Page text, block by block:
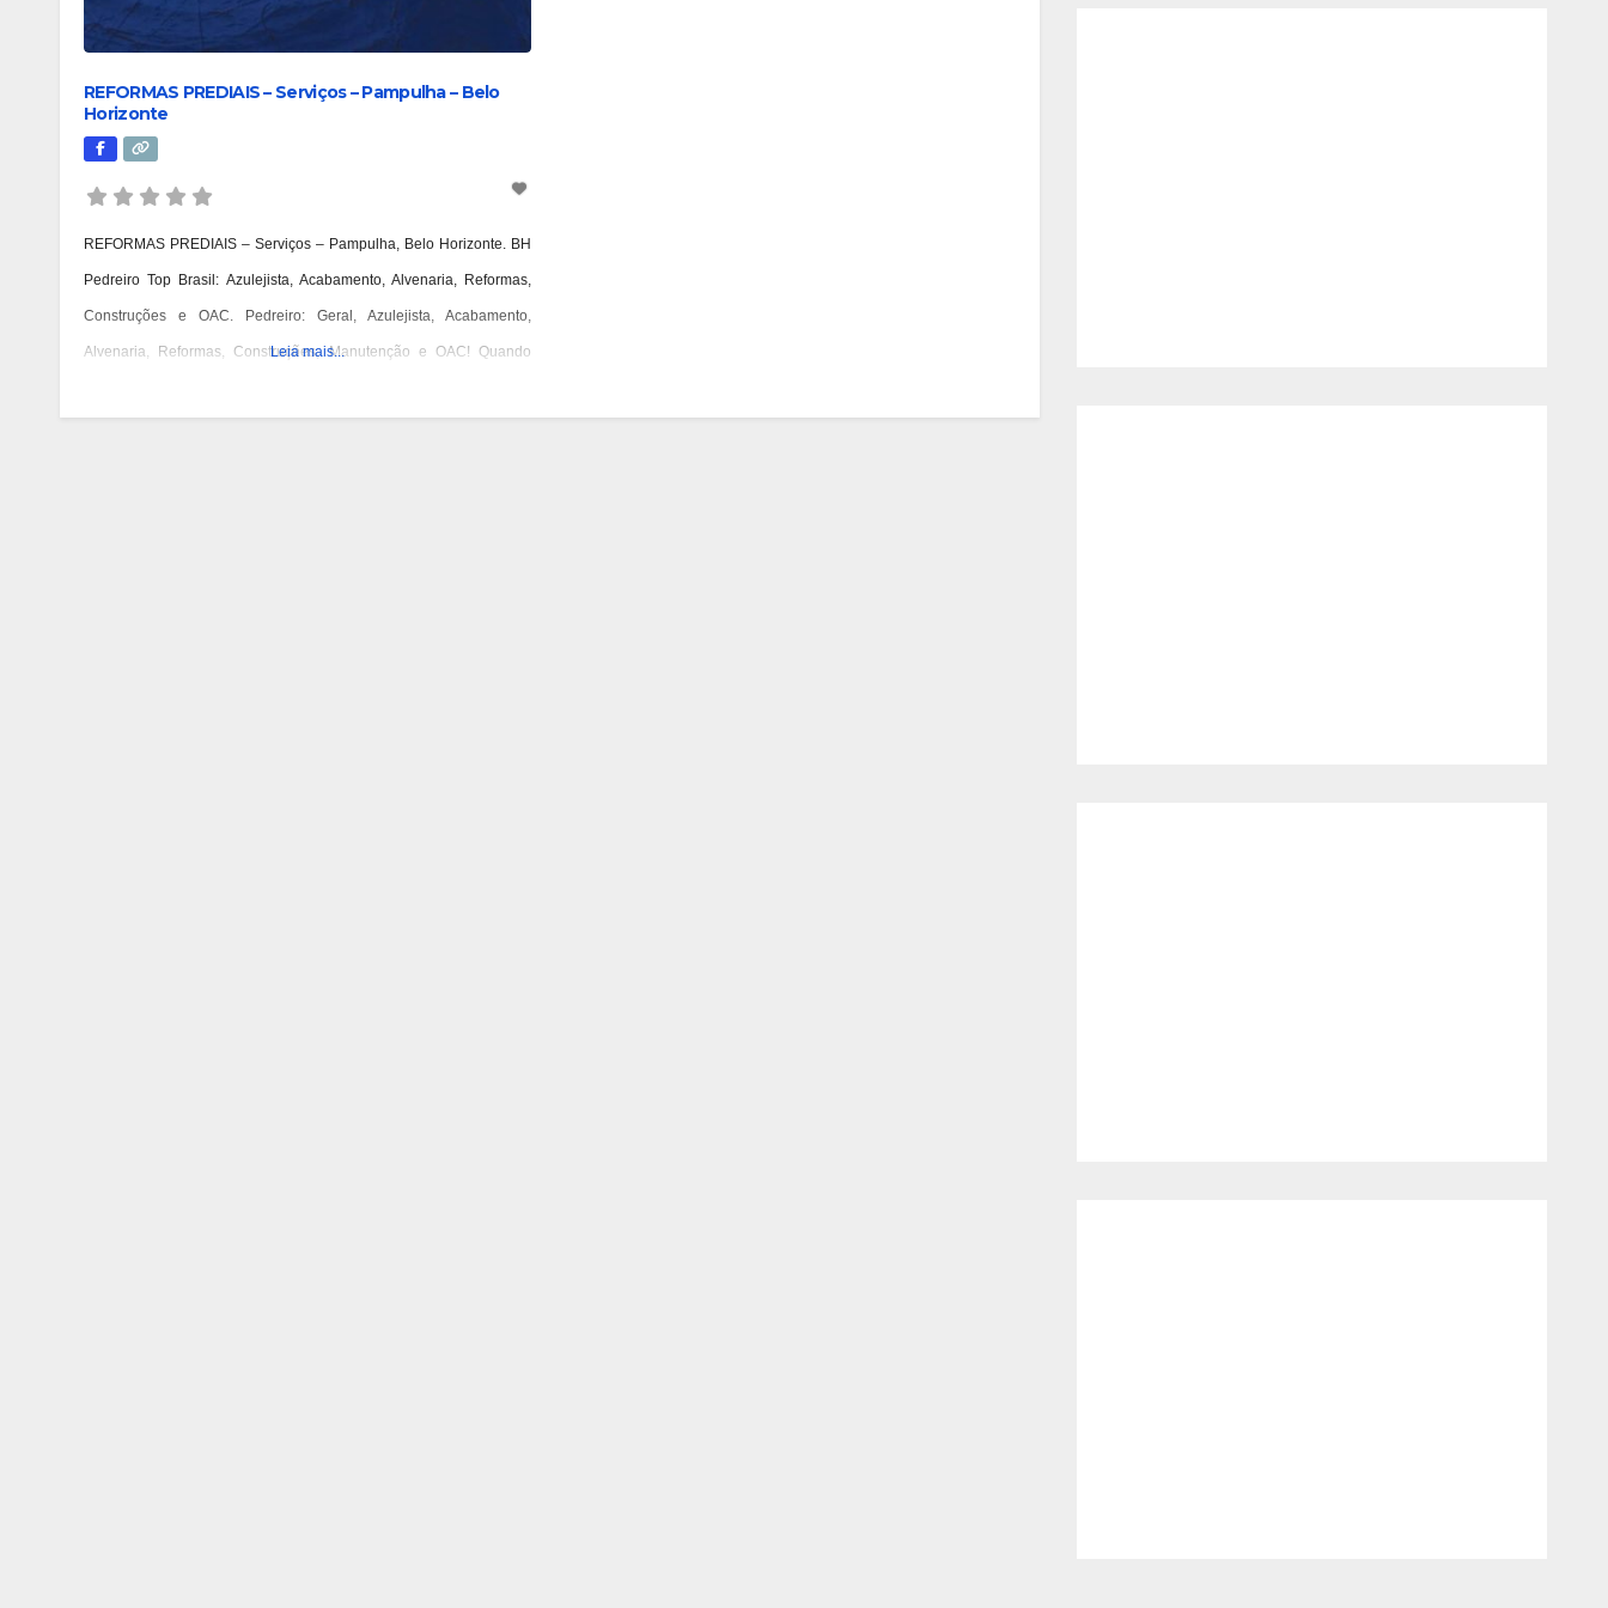
REFORMAS PREDIAIS – Serviços – Pampulha – Belo
Horizonte
REFORMAS PREDIAIS – Serviços – Pampulha, Belo Horizonte. BH
Pedreiro Top Brasil: Azulejista, Acabamento, Alvenaria, Reformas,
Construções e OAC. Pedreiro: Geral, Azulejista, Acabamento,
Alvenaria, Reformas, Construções, Manutenção e OAC! Quando
Leia mais...